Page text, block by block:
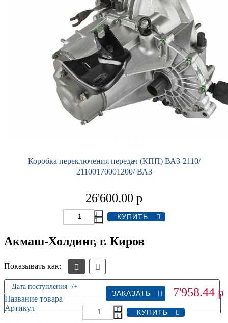
Коробка переключения передач (КПП) ВАЗ-2110/
21100170001200/ ВАЗ
26'600.00 р
Акмаш-Холдинг, г. Киров
Показывать как:
Дата поступления -/+
Название товара
Артикул
7'958.44р
ЗАКАЗАТЬ
ЗАКАЗАТЬ
ЗАКАЗАТЬ
ЗАКАЗАТЬ
ЗАКАЗАТЬ
ЗАКАЗАТЬ
ЗАКАЗАТЬ
ЗАКАЗАТЬ